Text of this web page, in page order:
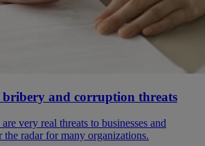
and corruption threats
very real threats to businesses and
radar for many organizations.